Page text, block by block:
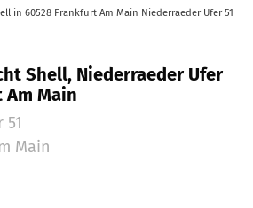
in 60528 Frankfurt Am Main Niederraeder Ufer 51
Shell, Niederraeder Ufer
Am Main
Main